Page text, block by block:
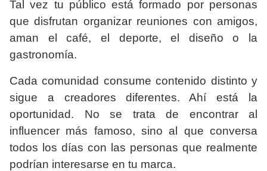
Tal vez tu público está formado por personas
que disfrutan organizar reuniones con amigos,
aman el café, el deporte, el diseño o la
gastronomía.
Cada comunidad consume contenido distinto y
sigue a creadores diferentes. Ahí está la
oportunidad. No se trata de encontrar al
influencer más famoso, sino al que conversa
todos los días con las personas que realmente
podrían interesarse en tu marca.